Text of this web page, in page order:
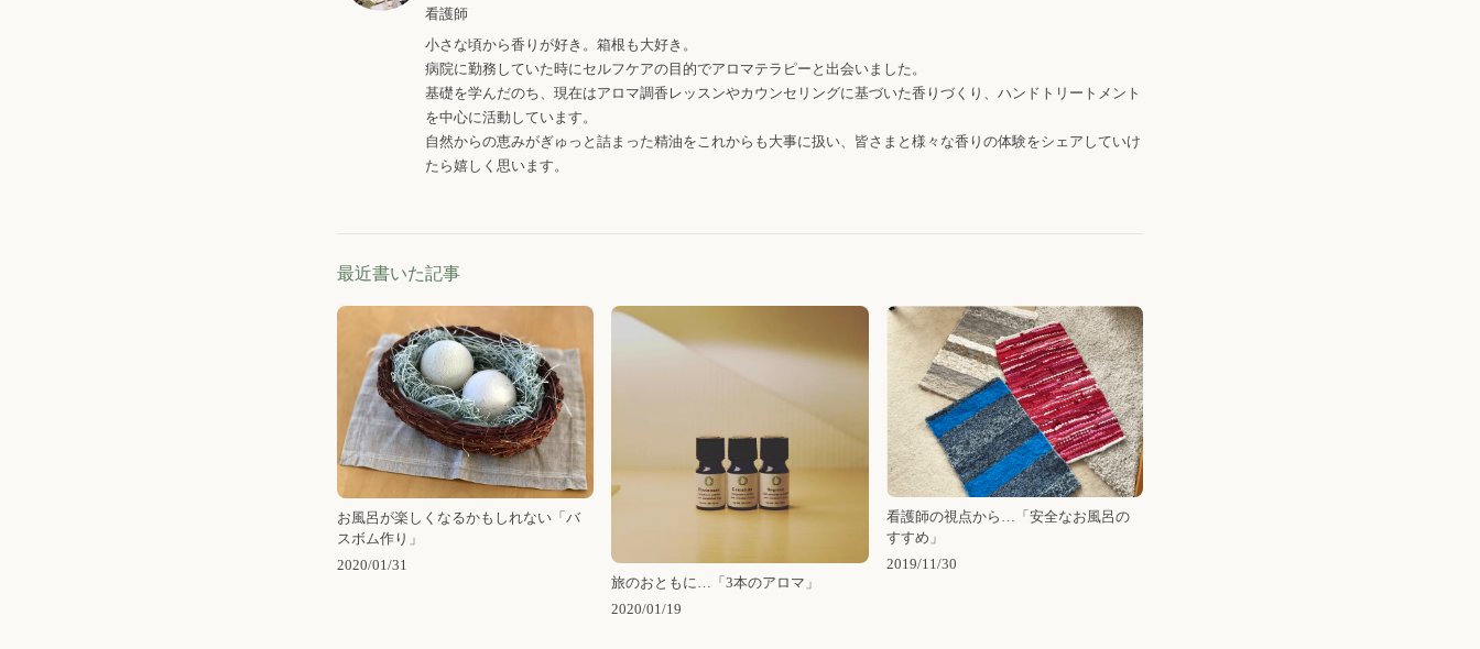
看護師
小さな頃から香りが好き。箱根も大好き。
病院に勤務していた時にセルフケアの目的でアロマテラピーと出会いました。
基礎を学んだのち、現在はアロマ調香レッスンやカウンセリングに基づいた香りづくり、ハンドトリートメント
を中心に活動しています。
自然からの恵みがぎゅっと詰まった精油をこれからも大事に扱い、皆さまと様々な香りの体験をシェアしていけ
たら嬉しく思います。
最近書いた記事
お風呂が楽しくなるかもしれない「バ
スボム作り」
2020/01/31
旅のおともに…「3本のアロマ」
2020/01/19
看護師の視点から…「安全なお風呂の
すすめ」
2019/11/30